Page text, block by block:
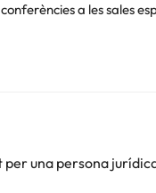
a les sales
ser de pagament.
una persona